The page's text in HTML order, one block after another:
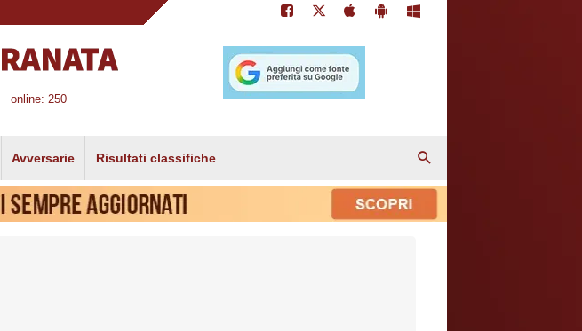
online: 250
Avversarie Risultati classifiche